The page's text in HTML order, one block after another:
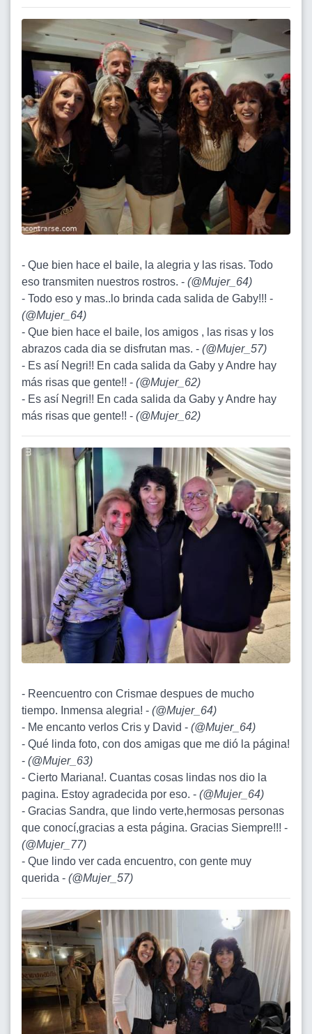
- Que bien hace el baile, la alegria y las risas. Todo
eso transmiten nuestros rostros. - (@Mujer_64)
- Todo eso y mas..lo brinda cada salida de Gaby!!! -
(@Mujer_64)
- Que bien hace el baile, los amigos , las risas y los
abrazos cada dia se disfrutan mas. - (@Mujer_57)
- Es así Negri!! En cada salida da Gaby y Andre hay
más risas que gente!! - (@Mujer_62)
- Es así Negri!! En cada salida da Gaby y Andre hay
más risas que gente!! - (@Mujer_62)
- Reencuentro con Crismae despues de mucho
tiempo. Inmensa alegria! - (@Mujer_64)
- Me encanto verlos Cris y David - (@Mujer_64)
- Qué linda foto, con dos amigas que me dió la página!
- (@Mujer_63)
- Cierto Mariana!. Cuantas cosas lindas nos dio la
pagina. Estoy agradecida por eso. - (@Mujer_64)
- Gracias Sandra, que lindo verte,hermosas personas
que conocí,gracias a esta página. Gracias Siempre!!! -
(@Mujer_77)
- Que lindo ver cada encuentro, con gente muy
querida - (@Mujer_57)